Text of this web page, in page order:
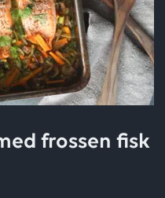
frossen fisk